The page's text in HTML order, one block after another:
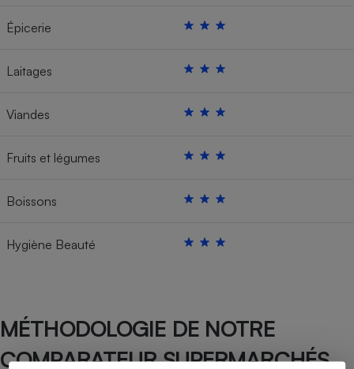
Épicerie
Laitages
Viandes
Fruits et légumes
Boissons
Hygiène Beauté
MÉTHODOLOGIE DE NOTRE
COMPARATEUR SUPERMARCHÉS